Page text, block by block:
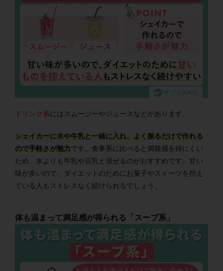
ドリンク系にはスムージーやジュースなどがあります。
シェイカーに水や牛乳と一緒に入れ、よく振るだけで作れる
ので手軽さが魅力です。食事系に比べると満腹感を得にくい
ため、水よりも牛乳や豆乳と混ぜるのがおすすめです。甘い
味が多いので、ダイエットのためにお菓子やスイーツを控え
ている人もストレスなく続けられるでしょう。
体も温まって満足感が得られる「スープ系」